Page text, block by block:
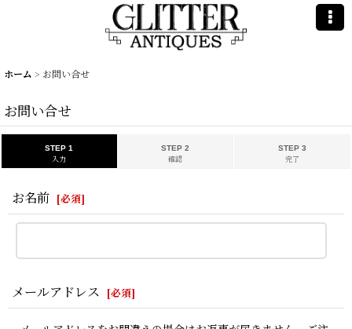
ホーム > お問い合せ
お問い合せ
STEP 1
入力
STEP 2
確認
STEP 3
完了
お名前 [必須]
メールアドレス [必須]